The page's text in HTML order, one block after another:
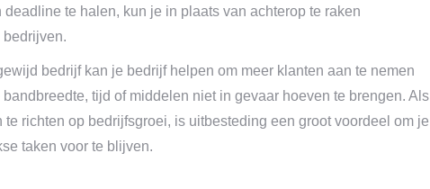
te halen, kun je in plaats van achterop te raken
bedrijf kan je bedrijf helpen om meer klanten aan te nemen
tijd of middelen niet in gevaar hoeven te brengen. Als
richten op bedrijfsgroei, is uitbesteding een groot voordeel om je
taken voor te blijven.